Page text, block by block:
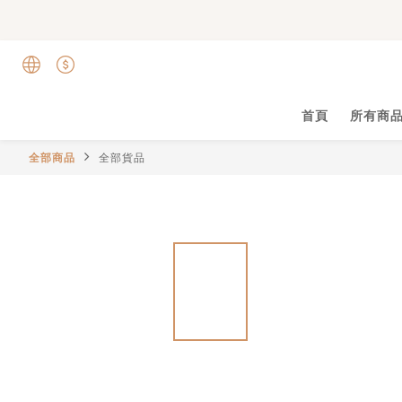
首頁 所有商
全部商品 全部貨品